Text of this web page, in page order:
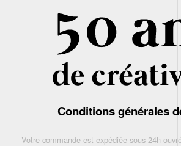
Conditions générales
Votre commande est expédiée sous 24h